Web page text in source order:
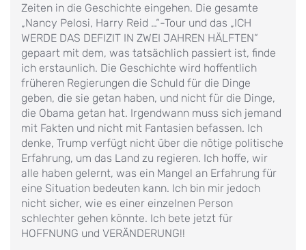
Zeiten in die Geschichte eingehen. Die gesamte
„Nancy Pelosi, Harry Reid …“-Tour und das „ICH
WERDE DAS DEFIZIT IN ZWEI JAHREN HÄLFTEN“
gepaart mit dem, was tatsächlich passiert ist, finde
ich erstaunlich. Die Geschichte wird hoffentlich
früheren Regierungen die Schuld für die Dinge
geben, die sie getan haben, und nicht für die Dinge,
die Obama getan hat. Irgendwann muss sich jemand
mit Fakten und nicht mit Fantasien befassen. Ich
denke, Trump verfügt nicht über die nötige politische
Erfahrung, um das Land zu regieren. Ich hoffe, wir
alle haben gelernt, was ein Mangel an Erfahrung für
eine Situation bedeuten kann. Ich bin mir jedoch
nicht sicher, wie es einer einzelnen Person
schlechter gehen könnte. Ich bete jetzt für
HOFFNUNG und VERÄNDERUNG!!